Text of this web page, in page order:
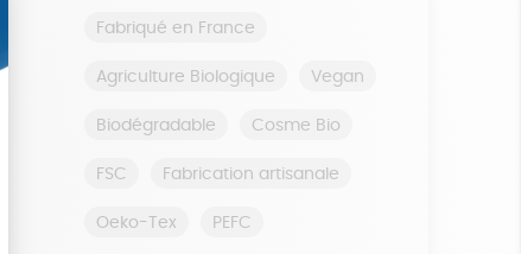
Fabriqué en France
Agriculture Biologique Vegan
Biodégradable Cosme Bio
FSC Fabrication artisanale
Oeko-Tex PEFC